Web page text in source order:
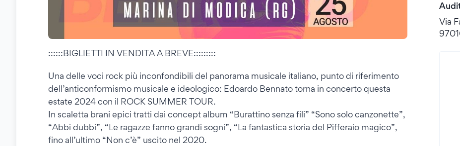
::::::BIGLIETTI IN VENDITA A BREVE:::::::::
Una delle voci rock più inconfondibili del panorama musicale italiano, punto di riferimento
dell’anticonformismo musicale e ideologico: Edoardo Bennato torna in concerto questa
estate 2024 con il ROCK SUMMER TOUR.
In scaletta brani epici tratti dai concept album “Burattino senza fili” “Sono solo canzonette”,
“Abbi dubbi”, “Le ragazze fanno grandi sogni”, “La fantastica storia del Pifferaio magico”,
fino all’ultimo “Non c’è” uscito nel 2020.
Via